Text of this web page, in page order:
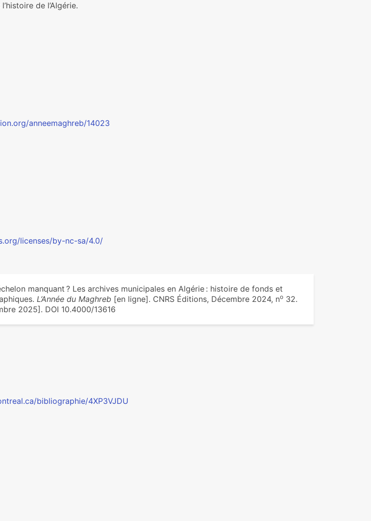
de l’Algérie.
anneemaghreb/14023
licenses/by-nc-sa/4.0/
manquant ? Les archives municipales en Algérie : histoire de fonds et
L’Année du Maghreb [en ligne]. CNRS Éditions, Décembre 2024, no 32.
2025]. DOI 10.4000/13616
bibliographie/4XP3VJDU